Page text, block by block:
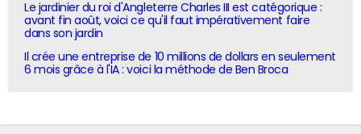
Le jardinier du roi d'Angleterre Charles III est catégorique :
avant fin août, voici ce qu'il faut impérativement faire
dans son jardin
Il crée une entreprise de 10 millions de dollars en seulement
6 mois grâce à l'IA : voici la méthode de Ben Broca